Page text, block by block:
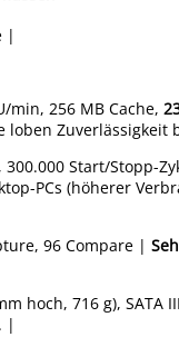
|
min, 256 MB Cache,
Zuverlässigkeit
Start/Stopp-
PCs (höherer
96 Compare |
hoch, 716 g), SATA
|